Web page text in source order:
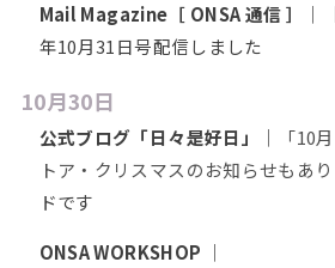
Mail Magazine［ ONSA 通信 ］
｜
年10月31日号配信しました
10月30日
公式ブログ「日々是好日」 ｜
「10
トア・クリスマスのお知らせもあり
ドです
ONSA WORKSHOP ｜